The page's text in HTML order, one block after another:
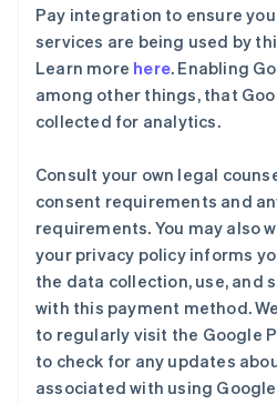
Pay integration to ensure
services are being used by
Learn more here. Enabling
among other things, that
collected for analytics.
Consult your own legal
consent requirements and
requirements. You may also
your privacy policy informs
the data collection, use, and
with this payment method.
to regularly visit the Google
to check for any updates
associated with using Google
克罗地亚
EnglishItaliano
拉脱维亚
English
立陶宛
DeutschEnglish
卢森堡
FrançaisDeutschEnglish
罗马尼亚
马尔他
English
马来西亚
English简体中文
美国